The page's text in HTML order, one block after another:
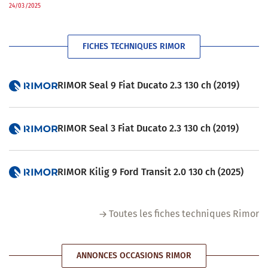
24/03/2025
FICHES TECHNIQUES RIMOR
RIMOR Seal 9 Fiat Ducato 2.3 130 ch (2019)
RIMOR Seal 3 Fiat Ducato 2.3 130 ch (2019)
RIMOR Kilig 9 Ford Transit 2.0 130 ch (2025)
Toutes les fiches techniques Rimor
ANNONCES OCCASIONS RIMOR